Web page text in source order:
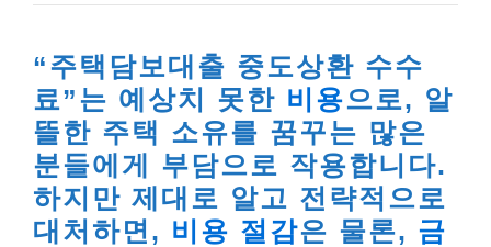
“주택담보대출 중도상환 수수
료”는 예상치 못한 비용으로, 알
뜰한 주택 소유를 꿈꾸는 많은
분들에게 부담으로 작용합니다.
하지만 제대로 알고 전략적으로
대처하면, 비용 절감은 물론, 금